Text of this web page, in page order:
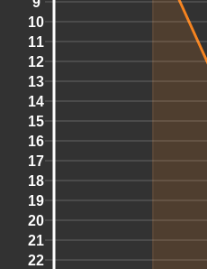
10
11
12
13
14
15
16
17
18
19
20
21
22